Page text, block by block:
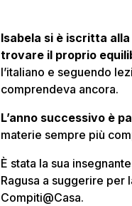
Isabela si è iscritta
trovare il proprio
l’italiano e seguendo
comprendeva ancora.
L’anno successivo è
materie sempre più
È stata la sua
Ragusa a suggerire per
Compiti@Casa.